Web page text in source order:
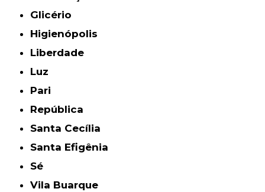
Glicério
Higienópolis
Liberdade
Luz
Pari
República
Santa Cecília
Santa Efigênia
Sé
Vila Buarque